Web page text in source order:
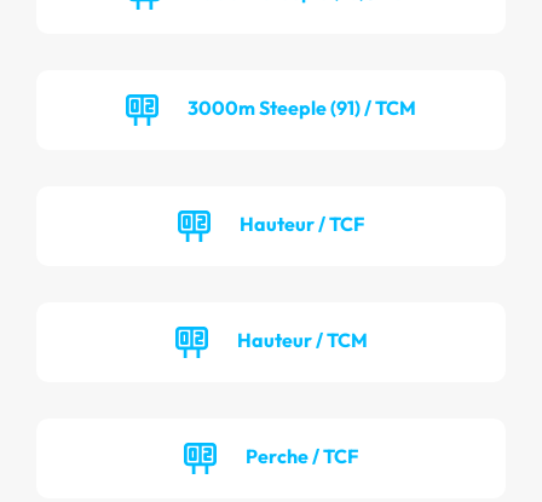
3000m Steeple (91) / TCM
Hauteur / TCF
Hauteur / TCM
Perche / TCF